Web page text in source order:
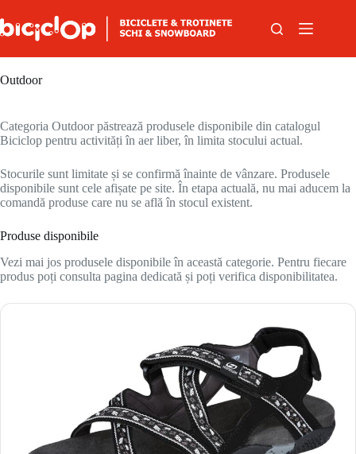
Outdoor
Categoria Outdoor păstrează produsele disponibile din catalogul
Biciclop pentru activități în aer liber, în limita stocului actual.
Stocurile sunt limitate și se confirmă înainte de vânzare. Produsele
disponibile sunt cele afișate pe site. În etapa actuală, nu mai aducem la
comandă produse care nu se află în stocul existent.
Produse disponibile
Vezi mai jos produsele disponibile în această categorie. Pentru fiecare
produs poți consulta pagina dedicată și poți verifica disponibilitatea.